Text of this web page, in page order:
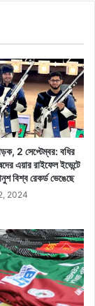
2 সেপ্টেম্বর: বধির
এয়ার রাইফেল ইভেন্টে
বিশ্ব রেকর্ড ভেঙেছে
2024